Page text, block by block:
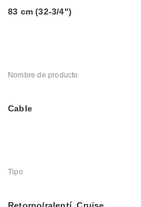
83 cm (32-3/4")
Nombre de producto
Cable
Tipo